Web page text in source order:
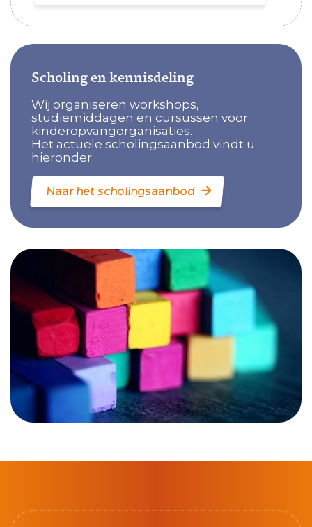
Scholing en kennisdeling
Wij organiseren workshops,
studiemiddagen en cursussen voor
kinderopvangorganisaties.
Het actuele scholingsaanbod vindt u
hieronder.
Naar het scholingsaanbod